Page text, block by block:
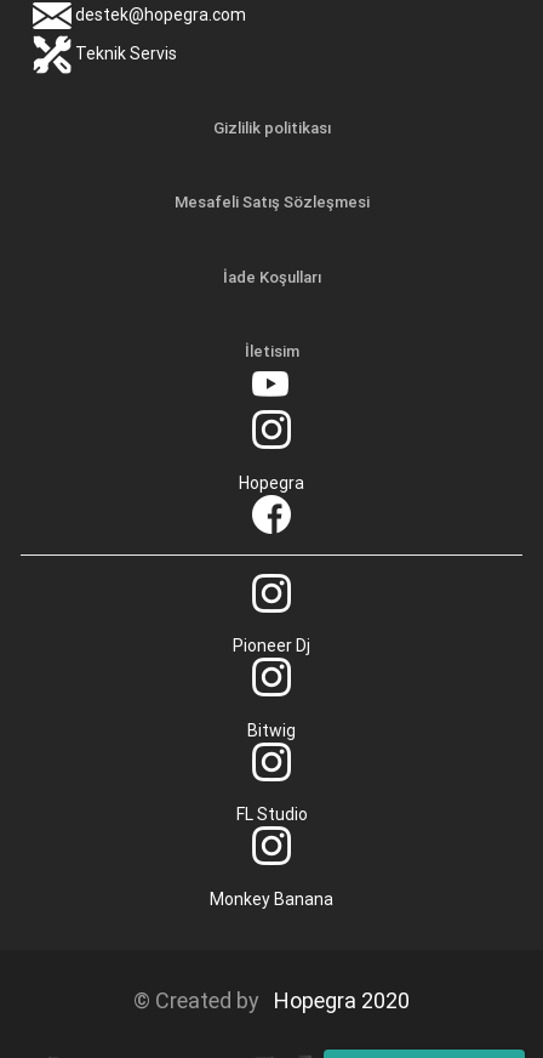
destek@hopegra.com
Teknik Servis
Gizlilik politikası
Mesafeli Satış Sözleşmesi
İade Koşulları
İletisim
Hopegra
Pioneer Dj
Bitwig
FL Studio
Monkey Banana
© Created by Hopegra 2020